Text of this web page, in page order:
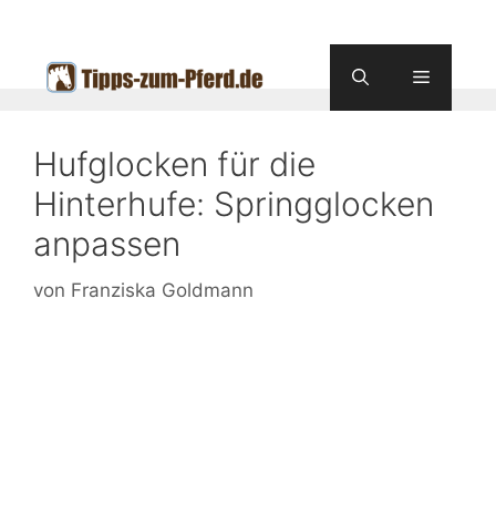
springen
Menü
Hufglocken für die
Hinterhufe: Springglocken
anpassen
von Franziska Goldmann